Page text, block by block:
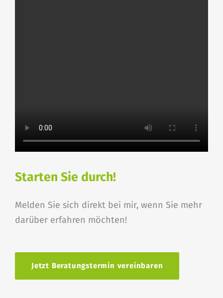
Starten Sie durch!
Melden Sie sich direkt bei mir, wenn Sie mehr
darüber erfahren möchten!
Jetzt Beratungstermin vereinbaren